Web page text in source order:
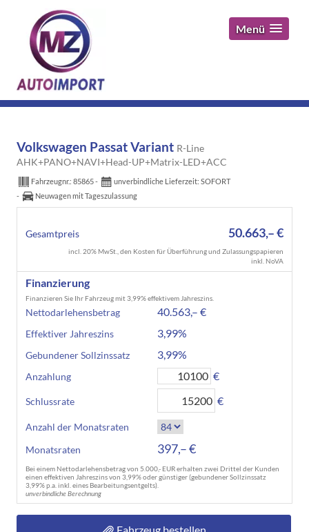
Menü
Volkswagen Passat Variant R-Line
AHK+PANO+NAVI+Head-UP+Matrix-LED+ACC
Fahrzeugnr.: 85865
unverbindliche Lieferzeit: SOFORT
Neuwagen mit Tageszulassung
Gesamtpreis 50.663,– €
incl. 20% MwSt., den Kosten für Überführung und Zulassungspapieren
inkl. NoVA
Finanzierung
Finanzieren Sie Ihr Fahrzeug mit 3,99% effektivem Jahreszins.
Nettodarlehensbetrag 40.563,– €
Effektiver Jahreszins 3,99%
Gebundener Sollzinssatz 3,99%
Anzahlung €
Schlussrate €
Anzahl der Monatsraten
Monatsraten
397,– €
Bei einem Nettodarlehensbetrag von 5.000,- EUR erhalten zwei Drittel der Kunden
einen effektiven Jahreszins von 3,99% oder günstiger (gebundener Sollzinssatz
3,99% p.a. inkl. eines Bearbeitungsentgelts).
unverbindliche Berechnung
Fahrzeug bestellen